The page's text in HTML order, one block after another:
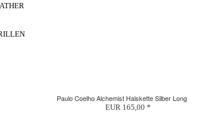
Paulo Coelho Alchemist Halskette Silber Long
EUR 165,00 *